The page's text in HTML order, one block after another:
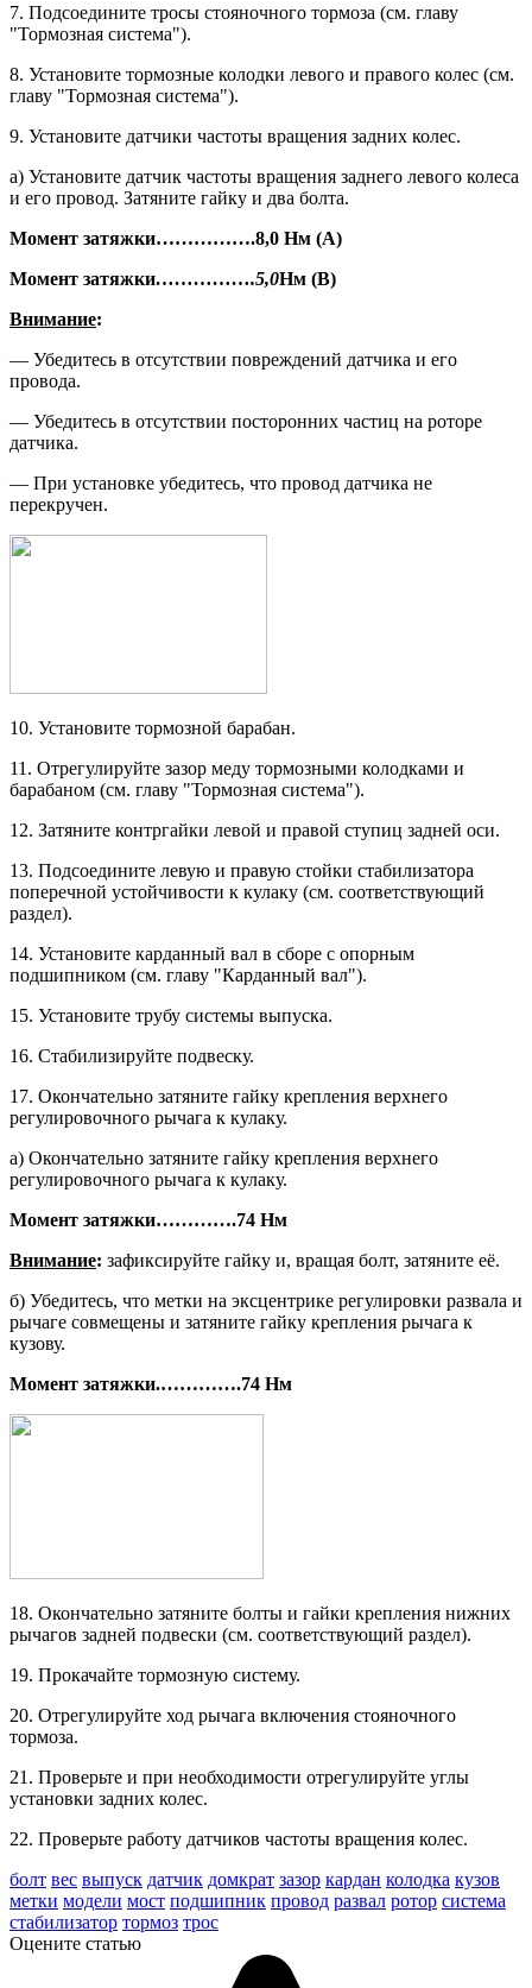
7. Подсоедините тросы стояночного тормоза (см. главу
"Тормозная сис­тема").
8. Установите тормозные колодки ле­вого и правого колес (см.
главу "Тормозная система").
9. Установите датчики частоты вра­щения задних колес.
а) Установите датчик частоты вра­щения заднего левого колеса
и его провод. Затяните гайку и два болта.
Момент затяжки…………….8,0 Нм (А)
Момент затяжки…………….5,0Нм (В)
Внимание:
— Убедитесь в отсутствии повре­ждений датчика и его
провода.
— Убедитесь в отсутствии посто­ронних частиц на роторе
датчика.
— При установке убедитесь, что провод датчика не
перекручен.
10. Установите тормозной барабан.
11. Отрегулируйте зазор меду тормоз­ными колодками и
барабаном (см. главу "Тормозная система").
12. Затяните контргайки левой и пра­вой ступиц задней оси.
13. Подсоедините левую и правую стойки стабилизатора
поперечной ус­тойчивости к кулаку (см. соответст­вующий
раздел).
14. Установите карданный вал в сборе с опорным
подшипником (см. главу "Карданный вал").
15. Установите трубу системы выпуска.
16. Стабилизируйте подвеску.
17. Окончательно затяните гайку кре­пления верхнего
регулировочного ры­чага к кулаку.
а) Окончательно затяните гайку кре­пления верхнего
регулировочного рычага к кулаку.
Момент затяжки………….74 Нм
Внимание: зафиксируйте гайку и, вращая болт, затяните её.
б) Убедитесь, что метки на эксцен­трике регулировки развала и
рычаге совмещены и затяните гайку креп­ления рычага к
кузову.
Момент затяжки.………….74 Нм
18. Окончательно затяните болты и гайки крепления нижних
рычагов задней под­вески (см. соответствующий раздел).
19. Прокачайте тормозную систему.
20. Отрегулируйте ход рычага вклю­чения стояночного
тормоза.
21. Проверьте и при необходимости отрегулируйте углы
установки задних колес.
22. Проверьте работу датчиков часто­ты вращения колес.
болт вес выпуск датчик домкрат зазор кардан колодка кузов
метки модели мост подшипник провод развал ротор система
стабилизатор тормоз трос
Оцените статью